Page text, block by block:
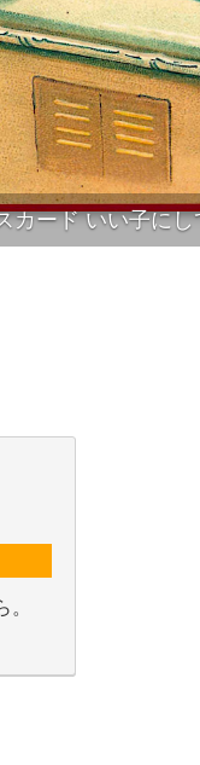
カード いい子に